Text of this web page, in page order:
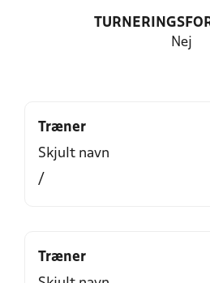
Nej
Træner
Skjult navn
/
Træner